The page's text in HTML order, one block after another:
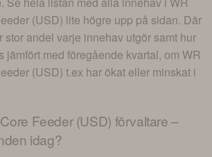
(USD) lite högre upp på sidan. Där
stor andel varje innehav utgör samt hur
jämfört med föregående kvartal, omWR
(USD) t.ex har ökat eller minskat i
Feeder (USD) förvaltare –
idag?